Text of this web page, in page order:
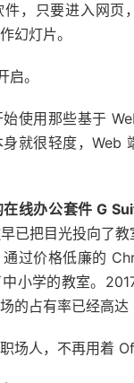
件，只要进入网页
幻灯片。
。
使用那些基于
就很轻度，Web
在线办公套件 G
已把目光投向了
通过价格低廉的
小学的教室。
的占有率已经高达
场人，不再用着